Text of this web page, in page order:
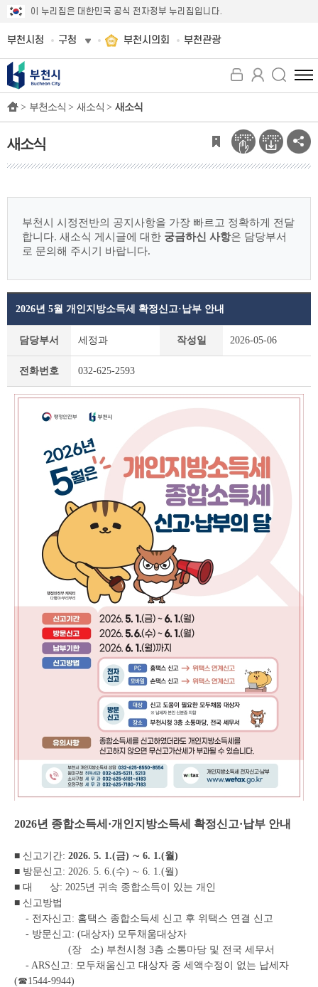
이 누리집은 대한민국 공식 전자정부 누리집입니다.
부천시청 구청 부천시의회 부천관광
전
체
뉴
보
기
> 부천소식 > 새소식 > 새소식
새소식
부천시 시정전반의 공지사항을 가장 빠르고 정확하게 전달
합니다. 새소식 게시글에 대한 궁금하신 사항은 담당부서
로 문의해 주시기 바랍니다.
세
2026년 5월 개인지방소득세 확정신고·납부 안내
담당부서 세정과 작성일 2026-05-06
전화번호 032-625-2593
2026년 종합소득세·개인지방소득세 확정신고·납부 안내
■ 신고기간: 2026. 5. 1.(금) ∼ 6. 1.(월)
■ 방문신고: 2026. 5. 6.(수) ∼ 6. 1.(월)
■ 대 상: 2025년 귀속 종합소득이 있는 개인
■ 신고방법
- 전자신고: 홈택스 종합소득세 신고 후 위택스 연결 신고
- 방문신고: (대상자) 모두채움대상자
(장 소) 부천시청 3층 소통마당 및 전국 세무서
- ARS신고: 모두채움신고 대상자 중 세액수정이 없는 납세자
(☎1544-9944)